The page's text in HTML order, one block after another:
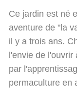
Ce jardin est né
aventure de "la
il y a trois ans.
l'envie de
par
permaculture en